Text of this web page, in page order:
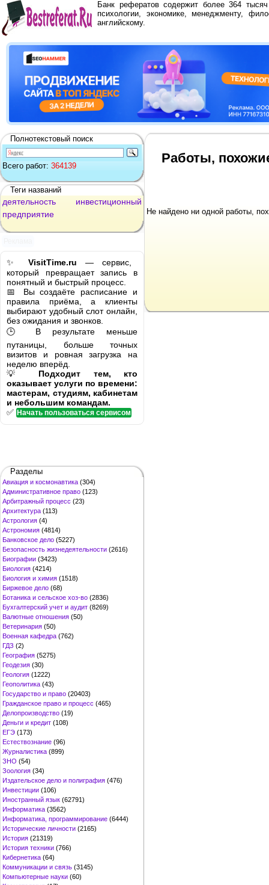
Банк рефератов содержит более 364
психологии, экономике, менеджменту,
английскому.
Полнотекстовый поиск
Всего работ: 364139
Теги названий
деятельность
инвестиционный
предприятие
✨ VisitTime.ru — сервис,
который превращает запись в
понятный и быстрый процесс.
📅 Вы создаёте расписание и
правила приёма, а клиенты
выбирают удобный слот онлайн,
без ожидания и звонков.
🕒 В результате меньше
путаницы, больше точных
визитов и ровная загрузка на
неделю вперёд.
💡 Подходит тем, кто
оказывает услуги по времени:
мастерам, студиям, кабинетам
и небольшим командам.
✅ Начать пользоваться сервисом
Разделы
Авиация и космонавтика (304)
Административное право (123)
Арбитражный процесс (23)
Архитектура (113)
Астрология (4)
Астрономия (4814)
Банковское дело (5227)
Безопасность жизнедеятельности (2616)
Биографии (3423)
Биология (4214)
Биология и химия (1518)
Биржевое дело (68)
Ботаника и сельское хоз-во (2836)
Бухгалтерский учет и аудит (8269)
Валютные отношения (50)
Ветеринария (50)
Военная кафедра (762)
ГДЗ (2)
География (5275)
Геодезия (30)
Геология (1222)
Геополитика (43)
Государство и право (20403)
Гражданское право и процесс (465)
Делопроизводство (19)
Деньги и кредит (108)
ЕГЭ (173)
Естествознание (96)
Журналистика (899)
ЗНО (54)
Зоология (34)
Издательское дело и полиграфия (476)
Инвестиции (106)
Иностранный язык (62791)
Информатика (3562)
Информатика, программирование (6444)
Исторические личности (2165)
История (21319)
История техники (766)
Кибернетика (64)
Коммуникации и связь (3145)
Компьютерные науки (60)
Работы,
Не найдено ни одной работы,